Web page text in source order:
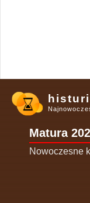
Matura
Nowoczesne